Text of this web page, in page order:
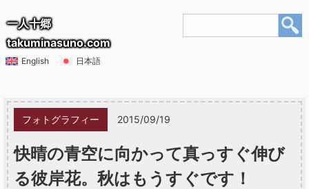
一人十郷
takuminasuno.com
English 日本語
フォトグラフィー 2015/09/19
快晴の青空に向かって真っすぐ伸び
る彼岸花。秋はもうすぐです！